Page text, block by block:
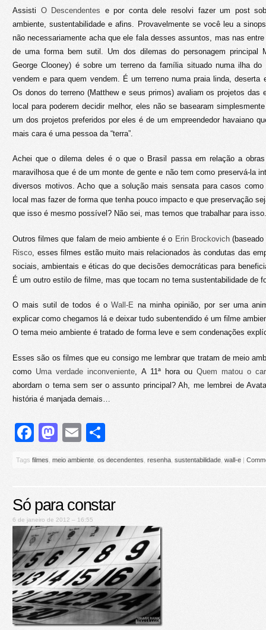
Assisti O Descendentes e por conta dele resolvi fazer um post
ambiente, sustentabilidade e afins. Provavelmente se você leu a
não necessariamente acha que ele fala desses assuntos, mas nas
de uma forma bem sutil. Um dos dilemas do personagem principal
George Clooney) é sobre um terreno da família situado numa ilha
vendem e para quem vendem. É um terreno numa praia linda, deserta
Os donos do terreno (Matthew e seus primos) avaliam os projetos das
local para poderem decidir melhor, eles não se basearam
um dos projetos preferidos por eles é de um empreendedor havaiano
mais cara é uma pessoa da “terra”.
Achei que o dilema deles é o que o Brasil passa em relação a
maravilhosa que é de um monte de gente e não tem como preservá-la
diversos motivos. Acho que a solução mais sensata para casos
local mas fazer de forma que tenha pouco impacto e que preservação
que isso é mesmo possível? Não sei, mas temos que trabalhar para isso.
Outros filmes que falam de meio ambiente é o Erin Brockovich(baseado
Risco , esses filmes estão muito mais relacionados às condutas das
sociais, ambientais e éticas do que decisões democráticas para
É um outro estilo de filme, mas que tocam no tema sustentabilidade de
O mais sutil de todos é oWall-E na minha opinião, por ser uma
explicar como chegamos lá e deixar tudo subentendido é um filme
O tema meio ambiente é tratado de forma leve e sem condenações
Esses são os filmes que eu consigo me lembrar que tratam de meio
como Uma verdade inconveniente , A 11ª hora ouQuem matou o
abordam o tema sem ser o assunto principal? Ah, me lembrei de
história é manjada demais…
Facebook
Mastodon
Email
Tags filmes meio ambiente os decendentes resenha sustentabilidade wall-e |
Só para constar
6 de janeiro de 2012 – 16:55